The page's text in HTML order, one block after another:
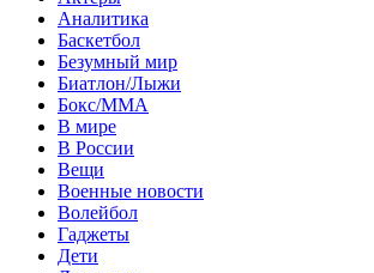
Аналитика
Баскетбол
Безумный мир
Биатлон/Лыжи
Бокс/MMA
В мире
В России
Вещи
Военные новости
Волейбол
Гаджеты
Дети